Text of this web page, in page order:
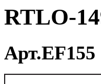
RTLO-
Арт.EF155